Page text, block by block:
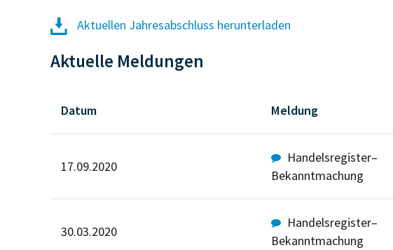
Aktuellen Jahresabschluss herunterladen
Aktuelle Meldungen
Datum Meldung
17.09.2020
Handelsregister–
Bekanntmachung
30.03.2020
Handelsregister–
Bekanntmachung